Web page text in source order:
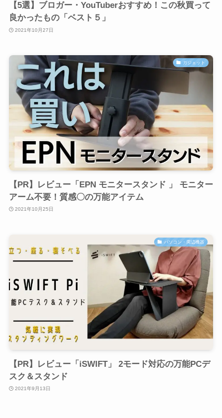
【5選】ブロガー・YouTuberおすすめ！この秋買って
良かったもの「ベスト５」
2021年10月27日
ガジェット
【PR】レビュー「EPN モニタースタンド 」 モニター
アーム不要！質感〇の万能アイテム
2021年10月25日
パソコン・周辺機器
【PR】レビュー「iSWIFT」 2モード対応の万能PCデ
スク＆スタンド
2021年9月13日